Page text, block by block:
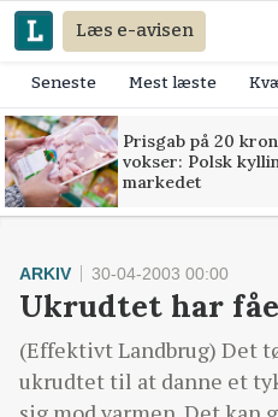
Læs e-avisen
Seneste Mest læste
Prisgab på 20
vokser: Polsk
markedet
ARKIV 30-04-2003 00:00
Ukrudtet har
(Effektivt Landbrug) Det
ukrudtet til at danne et